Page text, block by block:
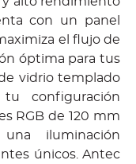
con un panel
el flujo de
óptima para tus
vidrio templado
configuración
RGB de 120 mm
iluminación
únicos. Antec